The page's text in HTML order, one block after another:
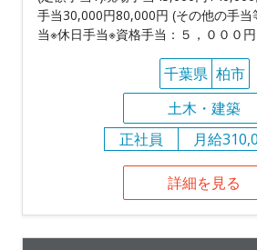
手当30,000円80,000円 (その他の手
当※休日手当※資格手当：５，０００円
千葉県 柏市
土木・建築
正社員
月給
詳細を見る